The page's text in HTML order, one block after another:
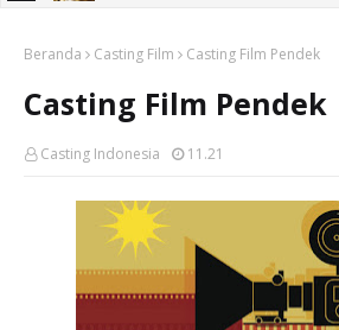
Beranda Casting Film Casting Film Pendek
Casting Film Pendek
Casting Indonesia 11.21